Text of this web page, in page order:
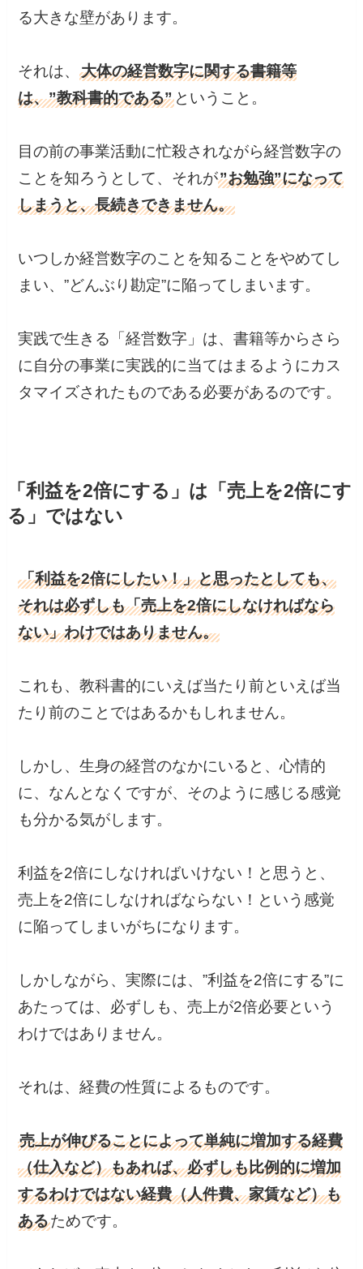
る大きな壁があります。
それは、大体の経営数字に関する書籍等
は、”教科書的である” ということ。
目の前の事業活動に忙殺されながら経営数字の
ことを知ろうとして、それが”お勉強”になって
しまうと、長続きできません。
いつしか経営数字のことを知ることをやめてし
まい、”どんぶり勘定”に陥ってしまいます。
実践で生きる「経営数字」は、書籍等からさら
に自分の事業に実践的に当てはまるようにカス
タマイズされたものである必要があるのです。
「利益を2倍にする」は「売上を2倍にす
る」ではない
「利益を2倍にしたい！」と思ったとしても、
それは必ずしも「売上を2倍にしなければなら
ない」わけではありません。
これも、教科書的にいえば当たり前といえば当
たり前のことではあるかもしれません。
しかし、生身の経営のなかにいると、心情的
に、なんとなくですが、そのように感じる感覚
も分かる気がします。
利益を2倍にしなければいけない！と思うと、
売上を2倍にしなければならない！という感覚
に陥ってしまいがちになります。
しかしながら、実際には、”利益を2倍にする”に
あたっては、必ずしも、売上が2倍必要という
わけではありません。
それは、経費の性質によるものです。
売上が伸びることによって単純に増加する経費
（仕入など）もあれば、必ずしも比例的に増加
するわけではない経費（人件費、家賃など）も
あるためです。